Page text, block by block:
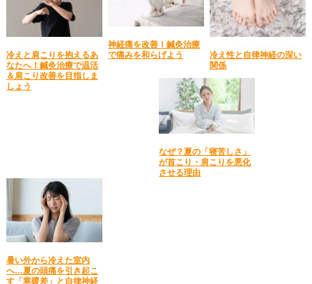
冷えと肩こりを抱えるあ
なたへ！鍼灸治療で温活
＆肩こり改善を目指しま
しょう
神経痛を改善！鍼灸治療
で痛みを和らげよう
冷え性と自律神経の深い
関係
なぜ？夏の「寝苦しさ」
が首こり・肩こりを悪化
させる理由
暑い外から冷えた室内
へ…夏の頭痛を引き起こ
す「寒暖差」と自律神経